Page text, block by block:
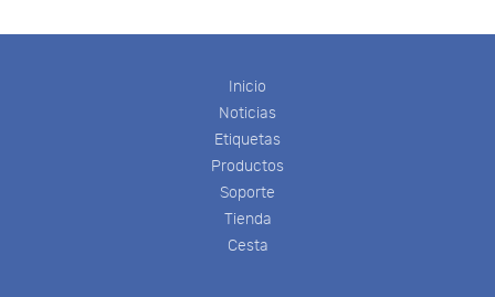
Inicio
Noticias
Etiquetas
Productos
Soporte
Tienda
Cesta